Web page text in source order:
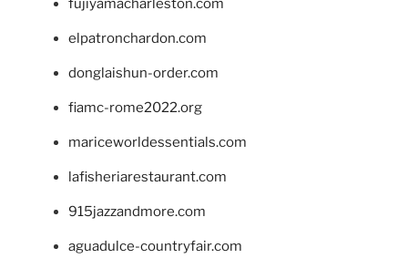
fujiyamacharleston.com
elpatronchardon.com
donglaishun-order.com
fiamc-rome2022.org
mariceworldessentials.com
lafisheriarestaurant.com
915jazzandmore.com
aguadulce-countryfair.com